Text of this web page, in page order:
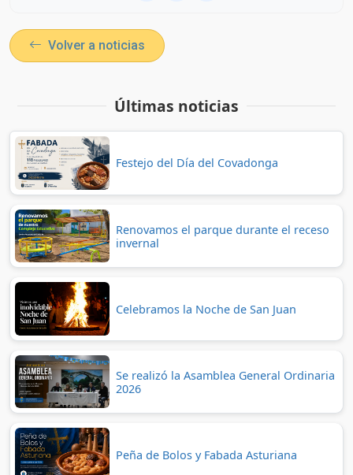
Volver a noticias
Últimas noticias
Festejo del Día del Covadonga
Renovamos el parque durante el receso
invernal
Celebramos la Noche de San Juan
Se realizó la Asamblea General Ordinaria
2026
Peña de Bolos y Fabada Asturiana